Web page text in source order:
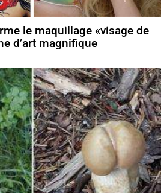
le maquillage «visage de
d’art magnifique